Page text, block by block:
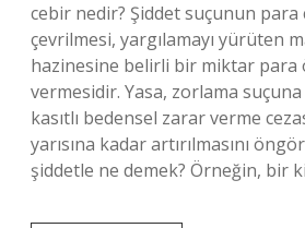
cebir nedir? Şiddet suçunun para
çevrilmesi, yargılamayı yürüten
hazinesine belirli bir miktar para
vermesidir. Yasa, zorlama suçuna
kasıtlı bedensel zarar verme
yarısına kadar artırılmasını
şiddetle ne demek? Örneğin, bir